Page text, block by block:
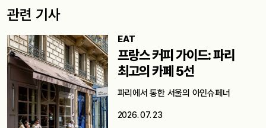
관련 기사
EAT
프랑스 커피 가이드: 파리
최고의 카페 5선
파리에서 통한 서울의 아인슈페너
2026. 07. 23